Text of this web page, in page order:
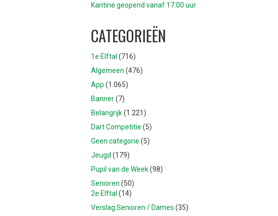
Kantine geopend vanaf 17:00 uur
CATEGORIEËN
1e Elftal (716)
Algemeen (476)
App (1.065)
Banner(7)
Belangrijk(1.221)
Dart Competitie (5)
Geen categorie (5)
Jeugd (179)
Pupil van de Week(98)
Senioren (50)
2e Elftal (14)
Verslag Senioren / Dames (35)